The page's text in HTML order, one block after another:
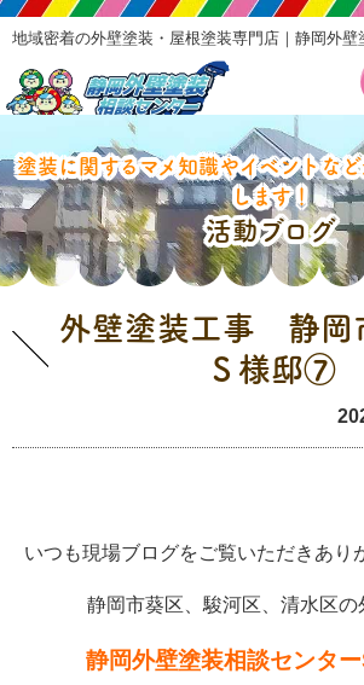
地域密着の外壁塗装・屋根塗装専門店｜静岡外壁
塗装に関するマメ知識やイベントな
します！
活動ブログ
外壁塗装工事 静岡
Ｓ様邸⑦
いつも現場ブログをご覧いただきあり
静岡市葵区、駿河区、清水区の
静岡外壁塗装相談センター